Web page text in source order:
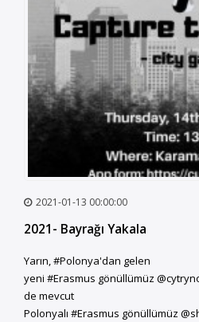
2021-01-13 00:00:00
2021- Bayrağı Yakala
Yarın, #Polonya'dan gelen
yeni #Erasmus gönüllümüz
de mevcut
Polonyalı #Erasmus gönüllümüz